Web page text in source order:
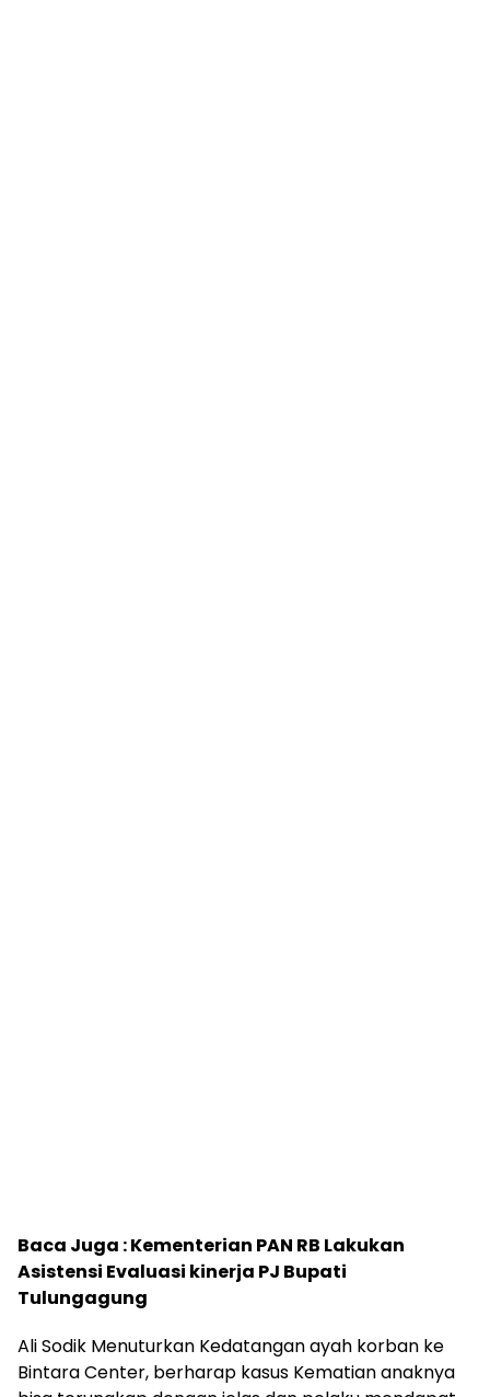
Baca Juga :Kementerian PAN RB Lakukan
Asistensi Evaluasi kinerja PJ Bupati
Tulungagung
Ali Sodik Menuturkan Kedatangan ayah korban ke
Bintara Center, berharap kasus Kematian anaknya